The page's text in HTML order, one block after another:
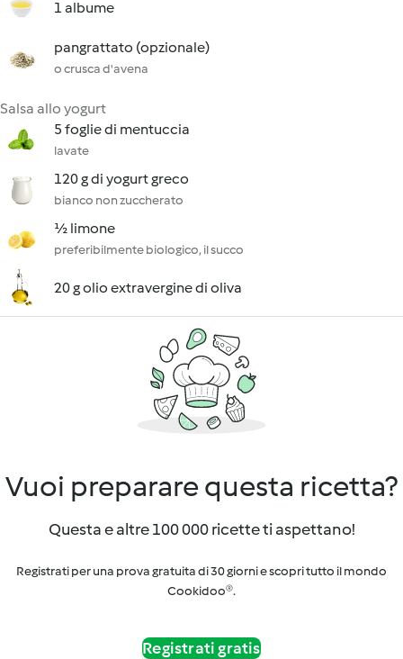
1 albume
pangrattato (opzionale)
o crusca d'avena
Salsa allo yogurt
5 foglie di mentuccia
lavate
120 g di yogurt greco
bianco non zuccherato
½ limone
preferibilmente biologico, il succo
20 g olio extravergine di oliva
Vuoi preparare questa ricetta?
Questa e altre 100 000 ricette ti aspettano!
Registrati per una prova gratuita di 30 giorni e scopri tutto il mondo
Cookidoo®.
Registrati gratis